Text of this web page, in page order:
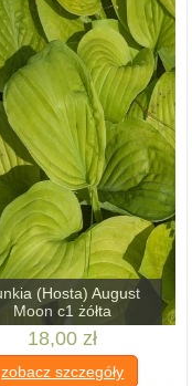
(Hosta) August
Moon c1 żółta
18,00 zł
zobacz szczegóły